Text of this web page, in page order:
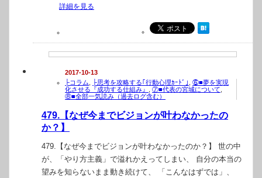
詳細を見る
2017-10-13
├コラム
├思考を攻略する｢行動心理ｶｰﾄﾞ｣
⑥■夢を実現
化させる『成功する仕組み』
⑦■代表の宮城について
⑧■全部一気読み（過去ログ含む）
479.【なぜ今までビジョンが叶わなかったの
か？】
479.【なぜ今までビジョンが叶わなかったのか？】 世の中
が、「やり方主義」で溢れかえってしまい、 自分の本当の
望みを知らないまま動き続けて、 「こんなはずでは」、